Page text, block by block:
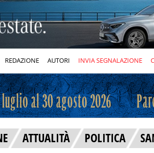
REDAZIONE AUTORI INVIA SEGNALAZIONE
ATTUALITÀ POLITICA